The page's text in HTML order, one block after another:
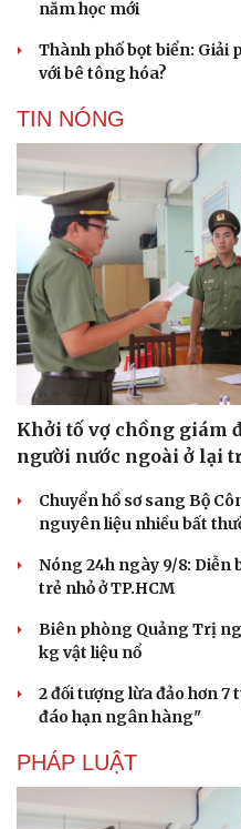
Văn hóa
Sân khấu - Điện ảnh
Văn học
Di sản
năm học mới
Thành phố bọt biển: Giải
với bê tông hóa?
TIN NÓNG
Khởi tố vợ chồng giám
người nước ngoài ở lại
Chuyển hồ sơ sang Bộ
nguyên liệu nhiều bất
Nóng 24h ngày 9/8: Diễn
trẻ nhỏ ở TP.HCM
Biên phòng Quảng Trị
kg vật liệu nổ
2 đối tượng lừa đảo hơn
đáo hạn ngân hàng"
PHÁP LUẬT